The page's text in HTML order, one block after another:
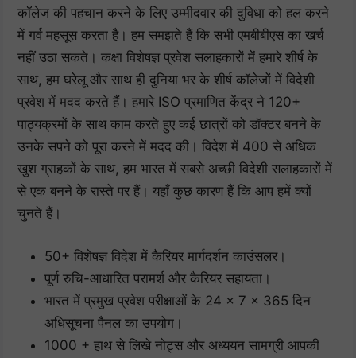
कॉलेज की पहचान करने के लिए उम्मीदवार की दुविधा को हल करने
में गर्व महसूस करता है। हम समझते हैं कि सभी एमबीबीएस का खर्च
नहीं उठा सकते। कक्षा विशेषज्ञ प्रवेश सलाहकारों में हमारे शीर्ष के
साथ, हम घरेलू और साथ ही दुनिया भर के शीर्ष कॉलेजों में विदेशी
प्रवेश में मदद करते हैं। हमारे ISO प्रमाणित केंद्र ने 120+
पाठ्यक्रमों के साथ काम करते हुए कई छात्रों को डॉक्टर बनने के
उनके सपने को पूरा करने में मदद की। विदेश में 400 से अधिक
खुश ग्राहकों के साथ, हम भारत में सबसे अच्छी विदेशी सलाहकारों में
से एक बनने के रास्ते पर हैं। यहाँ कुछ कारण हैं कि आप हमें क्यों
चुनते हैं।
50+ विशेषज्ञ विदेश में कैरियर मार्गदर्शन काउंसलर।
पूर्ण रुचि-आधारित परामर्श और कैरियर सहायता।
भारत में प्रमुख प्रवेश परीक्षाओं के 24 × 7 × 365 दिन
अधिसूचना पैनल का उपयोग।
1000 + हाथ से लिखे नोट्स और अध्ययन सामग्री आपकी